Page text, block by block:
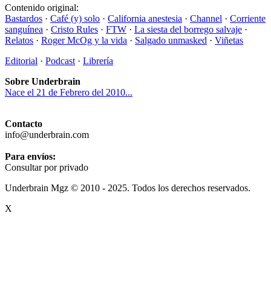
Contenido original:
Bastardos · Café (y) solo · California anestesia · Channel · Corriente
sanguínea · Cristo Rules · FTW · La siesta del borrego salvaje ·
Relatos · Roger McOg y la vida · Salgado unmasked · Viñetas
Editorial · Podcast · Librería
Sobre Underbrain
Nace el 21 de Febrero del 2010...
Contacto
info@underbrain.com
Para envíos:
Consultar por privado
Underbrain Mgz © 2010 - 2025. Todos los derechos reservados.
X